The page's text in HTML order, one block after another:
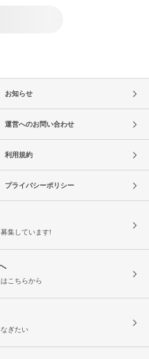
お知らせ
運営へのお問い合わせ
利用規約
プライバシーポリシー
集しています!
こちらから
ぎたい